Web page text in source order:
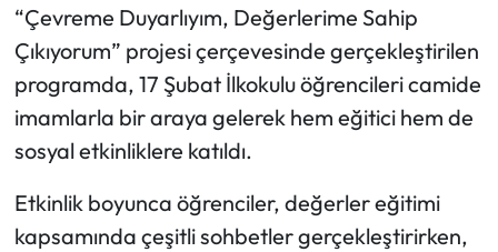
“Çevreme Duyarlıyım, Değerlerime Sahip
Çıkıyorum” projesi çerçevesinde gerçekleştirilen
programda, 17 Şubat İlkokulu öğrencileri camide
imamlarla bir araya gelerek hem eğitici hem de
sosyal etkinliklere katıldı.
Etkinlik boyunca öğrenciler, değerler eğitimi
kapsamında çeşitli sohbetler gerçekleştirirken,